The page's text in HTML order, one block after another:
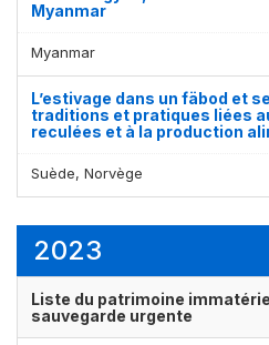
Myanmar
Myanmar
L’estivage dans un fäbod et
traditions et pratiques liées
reculées et à la production
Suède, Norvège
2023
Liste du patrimoine
sauvegarde urgente